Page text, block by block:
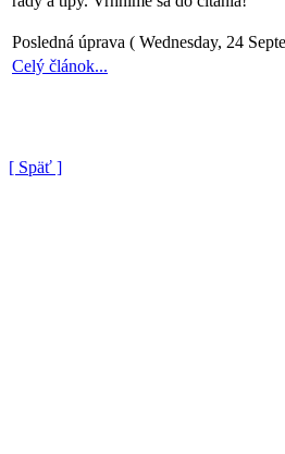
Posledná úprava ( Wednesday, 24
Celý článok...
[ Späť ]